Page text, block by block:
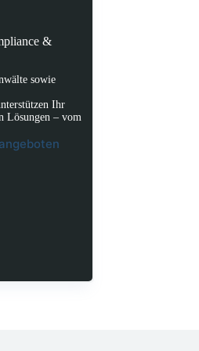
&
sowie
Ihr
Lösungen – vom